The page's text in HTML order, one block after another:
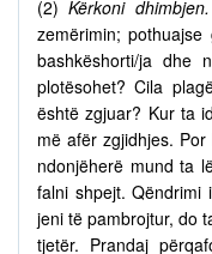
(2)Kërkoni dhimbjen.
zemërimin;
bashkëshorti/ja dhe
plotësohet? Cila
është zgjuar? Kur ta
më afër zgjidhjes.
ndonjëherë mund ta
falni shpejt. Qëndrimi
jeni të pambrojtur, do
tjetër. Prandaj